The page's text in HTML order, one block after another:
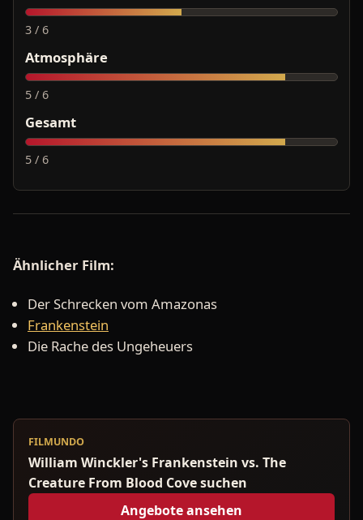
3 / 6
Atmosphäre
5 / 6
Gesamt
5 / 6
Ähnlicher Film:
Der Schrecken vom Amazonas
Frankenstein
Die Rache des Ungeheuers
FILMUNDO
William Winckler's Frankenstein vs. The
Creature From Blood Cove suchen
Angebote ansehen